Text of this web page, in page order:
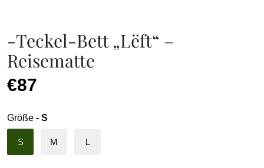
-Teckel-Bett „Lëft“ –
Reisematte
€87
Größe - S
S M L